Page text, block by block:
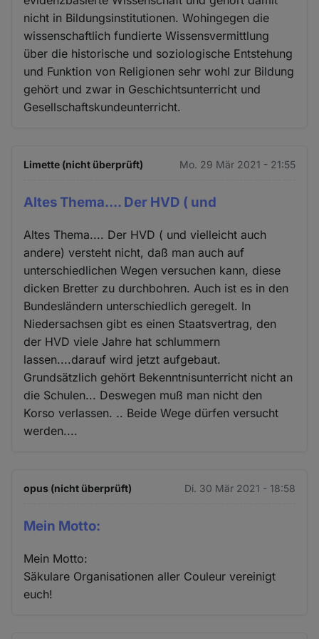
nicht in Bildungsinstitutionen. Wohingegen die
wissenschaftlich fundierte Wissensvermittlung
über die historische und soziologische Entstehung
und Funktion von Religionen sehr wohl zur Bildung
gehört und zwar in Geschichtsunterricht und
Gesellschaftskundeunterricht.
Limette (nicht überprüft) Mo. 29 Mär 2021 - 21:55
Altes Thema.... Der HVD ( und
Altes Thema.... Der HVD ( und vielleicht auch
andere) versteht nicht, daß man auch auf
unterschiedlichen Wegen versuchen kann, diese
dicken Bretter zu durchbohren. Auch ist es in den
Bundesländern unterschiedlich geregelt. In
Niedersachsen gibt es einen Staatsvertrag, den
der HVD viele Jahre hat schlummern
lassen....darauf wird jetzt aufgebaut.
Grundsätzlich gehört Bekenntnisunterricht nicht an
die Schulen... Deswegen muß man nicht den
Korso verlassen. .. Beide Wege dürfen versucht
werden....
opus (nicht überprüft) Di. 30 Mär 2021 - 18:58
Mein Motto:
Mein Motto:
Säkulare Organisationen aller Couleur vereinigt
euch!